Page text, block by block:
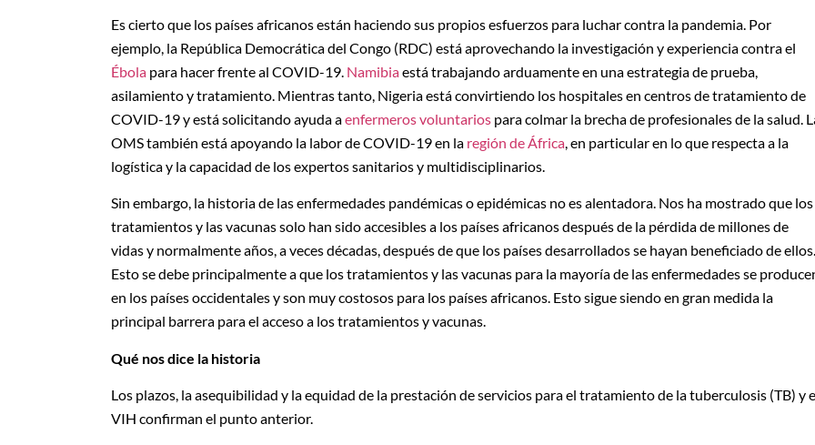
Es cierto que los países africanos están haciendo sus propios esfuerzos para luchar contra la pandemia. Por
ejemplo, la República Democrática del Congo (RDC) está aprovechando la investigación y experiencia contra el
Ébola para hacer frente al COVID-19. Namibiaestá trabajando arduamente en una estrategia de prueba,
asilamiento y tratamiento. Mientras tanto, Nigeria está convirtiendo los hospitales en centros de tratamiento de
COVID-19 y está solicitando ayuda aenfermeros voluntarios para colmar la brecha de profesionales de la salud.
OMS también está apoyando la labor de COVID-19 en la región de África, en particular en lo que respecta a la
logística y la capacidad de los expertos sanitarios y multidisciplinarios.
Sin embargo, la historia de las enfermedades pandémicas o epidémicas no es alentadora. Nos ha mostrado que los
tratamientos y las vacunas solo han sido accesibles a los países africanos después de la pérdida de millones de
vidas y normalmente años, a veces décadas, después de que los países desarrollados se hayan beneficiado de ellos.
Esto se debe principalmente a que los tratamientos y las vacunas para la mayoría de las enfermedades se
en los países occidentales y son muy costosos para los países africanos. Esto sigue siendo en gran medida la
principal barrera para el acceso a los tratamientos y vacunas.
Qué nos dice la historia
Los plazos, la asequibilidad y la equidad de la prestación de servicios para el tratamiento de la tuberculosis (TB) y
VIH confirman el punto anterior.